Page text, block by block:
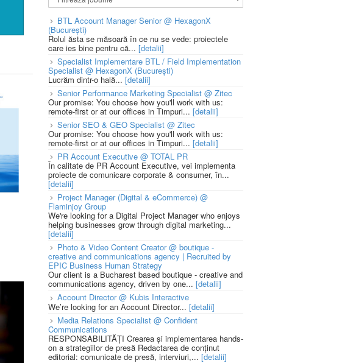
BTL Account Manager Senior @ HexagonX
(București)
Rolul ăsta se măsoară în ce nu se vede: proiectele
care ies bine pentru că... [detalii]
Specialist Implementare BTL / Field Implementation
Specialist @ HexagonX (București)
Lucrăm dintr-o hală... [detalii]
Senior Performance Marketing Specialist @ Zitec
Our promise: You choose how you'll work with us:
remote-first or at our offices in Timpuri... [detalii]
Senior SEO & GEO Specialist @ Zitec
Our promise: You choose how you'll work with us:
remote-first or at our offices in Timpuri... [detalii]
PR Account Executive @ TOTAL PR
În calitate de PR Account Executive, vei implementa
proiecte de comunicare corporate & consumer, în...
[detalii]
Project Manager (Digital & eCommerce) @
Flaminjoy Group
We're looking for a Digital Project Manager who enjoys
helping businesses grow through digital marketing...
[detalii]
Photo & Video Content Creator @ boutique -
creative and communications agency | Recruited by
EPIC Business Human Strategy
Our client is a Bucharest based boutique - creative and
communications agency, driven by one... [detalii]
Account Director @ Kubis Interactive
We’re looking for an Account Director... [detalii]
Media Relations Specialist @ Confident
Communications
RESPONSABILITĂȚI Crearea și implementarea hands-
on a strategiilor de presă Redactarea de conținut
editorial: comunicate de presă, interviuri,... [detalii]